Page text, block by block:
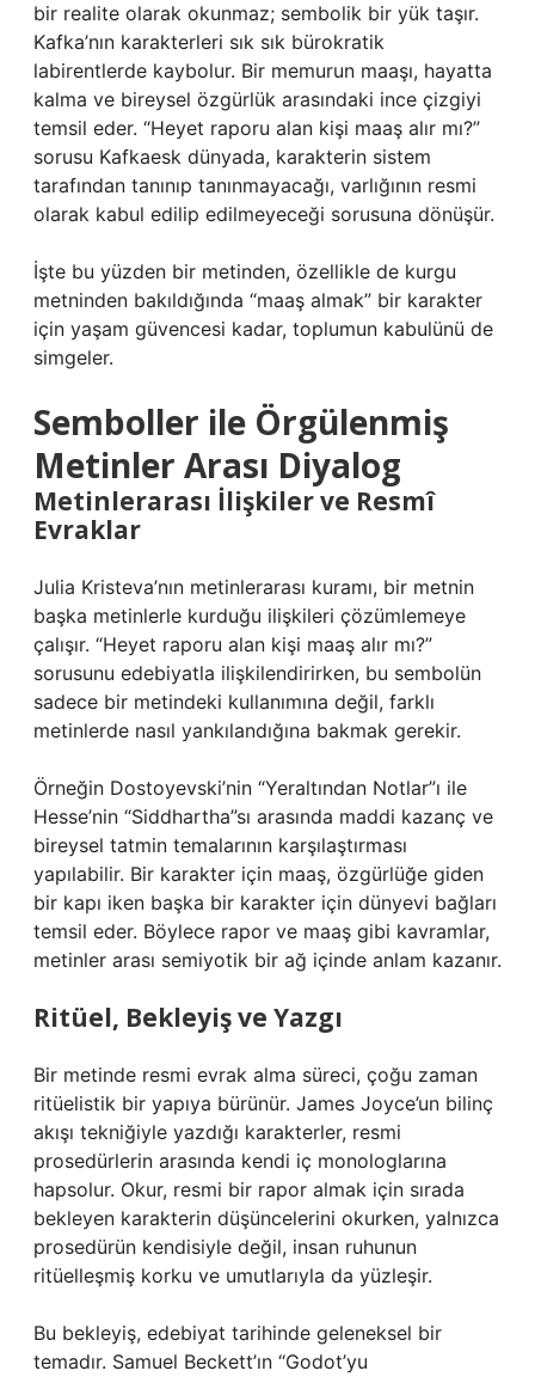
bir realite olarak okunmaz; sembolik bir yük taşır.
Kafka’nın karakterleri sık sık bürokratik
labirentlerde kaybolur. Bir memurun maaşı, hayatta
kalma ve bireysel özgürlük arasındaki ince çizgiyi
temsil eder. “Heyet raporu alan kişi maaş alır mı?”
sorusu Kafkaesk dünyada, karakterin sistem
tarafından tanınıp tanınmayacağı, varlığının resmi
olarak kabul edilip edilmeyeceği sorusuna dönüşür.
İşte bu yüzden bir metinden, özellikle de kurgu
metninden bakıldığında “maaş almak” bir karakter
için yaşam güvencesi kadar, toplumun kabulünü de
simgeler.
Semboller ile Örgülenmiş
Metinler Arası Diyalog
Metinlerarası İlişkiler ve Resmî
Evraklar
Julia Kristeva’nın metinlerarası kuramı, bir metnin
başka metinlerle kurduğu ilişkileri çözümlemeye
çalışır. “Heyet raporu alan kişi maaş alır mı?”
sorusunu edebiyatla ilişkilendirirken, bu sembolün
sadece bir metindeki kullanımına değil, farklı
metinlerde nasıl yankılandığına bakmak gerekir.
Örneğin Dostoyevski’nin “Yeraltından Notlar”ı ile
Hesse’nin “Siddhartha”sı arasında maddi kazanç ve
bireysel tatmin temalarının karşılaştırması
yapılabilir. Bir karakter için maaş, özgürlüğe giden
bir kapı iken başka bir karakter için dünyevi bağları
temsil eder. Böylece rapor ve maaş gibi kavramlar,
metinler arası semiyotik bir ağ içinde anlam kazanır.
Ritüel, Bekleyiş ve Yazgı
Bir metinde resmi evrak alma süreci, çoğu zaman
ritüelistik bir yapıya bürünür. James Joyce’un bilinç
akışı tekniğiyle yazdığı karakterler, resmi
prosedürlerin arasında kendi iç monologlarına
hapsolur. Okur, resmi bir rapor almak için sırada
bekleyen karakterin düşüncelerini okurken, yalnızca
prosedürün kendisiyle değil, insan ruhunun
ritüelleşmiş korku ve umutlarıyla da yüzleşir.
Bu bekleyiş, edebiyat tarihinde geleneksel bir
temadır. Samuel Beckett’ın “Godot’yu